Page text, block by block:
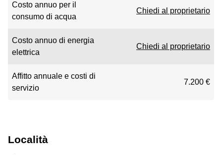
Costo annuo per il
consumo di acqua
Chiedi al proprietario
Costo annuo di energia
elettrica
Chiedi al proprietario
Affitto annuale e costi di
servizio
7.200 €
Località